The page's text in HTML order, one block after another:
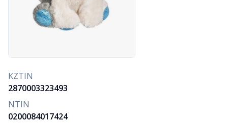
KZTIN
2870003323493
NTIN
0200084017424